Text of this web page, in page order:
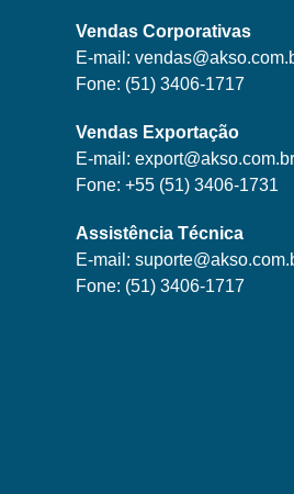
Vendas Corporativas
E-mail:
Fone: (51) 3406-1717
Vendas Exportação
E-mail:export@akso.com.br
Fone:+55 (51) 3406-1731
Assistência Técnica
E-mail:
Fone: (51) 3406-1717